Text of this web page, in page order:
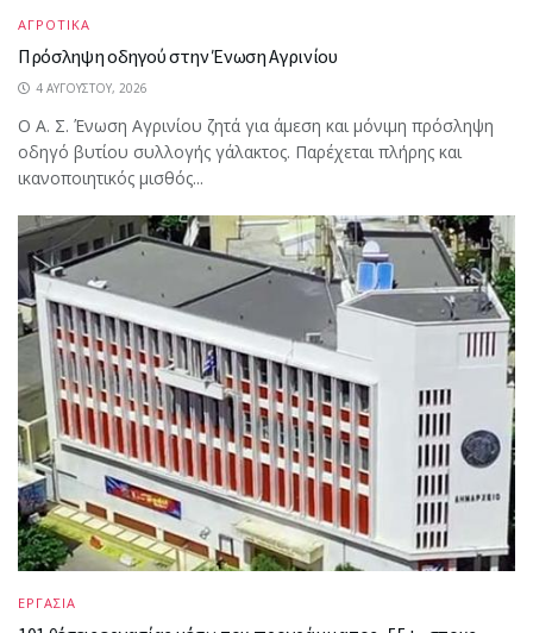
ΑΓΡΟΤΙΚΑ
Πρόσληψη οδηγού στην Ένωση Αγρινίου
4 ΑΥΓΟΎΣΤΟΥ, 2026
Ο Α. Σ. Ένωση Αγρινίου ζητά για άμεση και μόνιμη πρόσληψη
οδηγό βυτίου συλλογής γάλακτος. Παρέχεται πλήρης και
ικανοποιητικός μισθός...
ΕΡΓΑΣΙΑ